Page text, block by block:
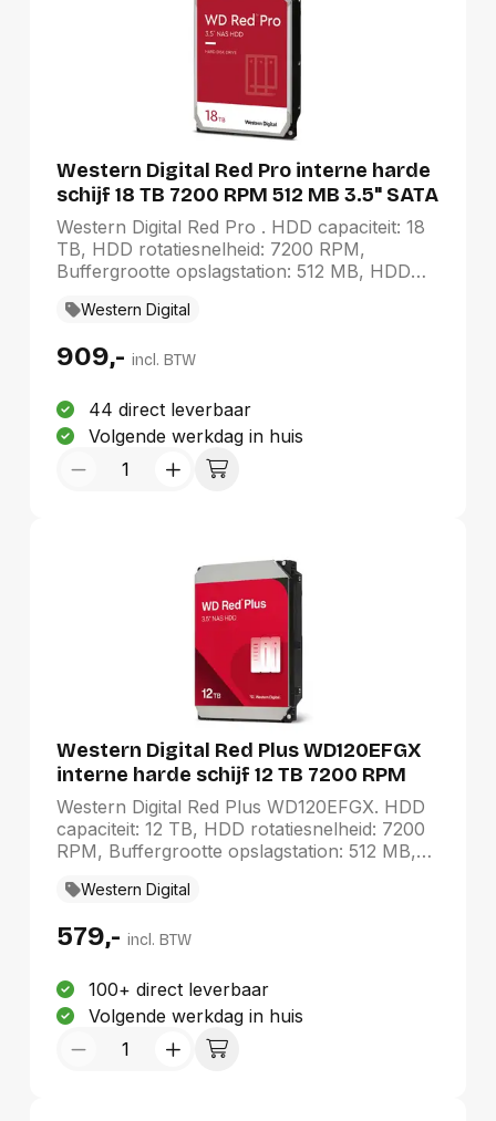
Western Digital Red Pro interne harde
schijf 18 TB 7200 RPM 512 MB 3.5" SATA
Western Digital Red Pro . HDD capaciteit: 18
TB, HDD rotatiesnelheid: 7200 RPM,
Buffergrootte opslagstation: 512 MB, HDD
Western Digital
909,- incl. BTW
44 direct leverbaar
Volgende werkdag in huis
Western Digital Red Plus WD120EFGX
interne harde schijf 12 TB 7200 RPM
512 MB 3.5" SATA III
Western Digital Red Plus WD120EFGX. HDD
capaciteit: 12 TB, HDD rotatiesnelheid: 7200
RPM, Buffergrootte opslagstation: 512 MB,
Western Digital
579,- incl. BTW
100+ direct leverbaar
Volgende werkdag in huis